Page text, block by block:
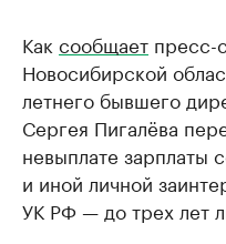
Как сообщает пресс-
Новосибирской
летнего бывшего
Сергея Пигалёва
невыплате зарплаты
и иной личной
УК РФ — до трех лет